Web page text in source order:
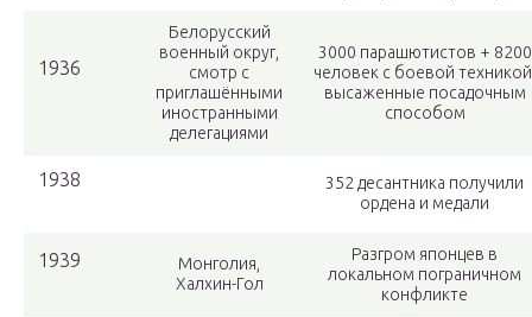
1936
Белорусский
военный округ,
смотр с
приглашёнными
иностранными
делегациями
3000 парашютистов + 8200
человек с боевой
высаженные посадочным
способом
1938
352 десантника получили
ордена и медали
1939
Монголия,
Халхин-Гол
Разгром японцев в
локальном пограничном
конфликте